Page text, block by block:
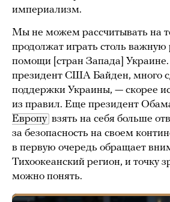
империализм.
Мы не можем рассчитывать на
продолжат играть столь важную
помощи [стран Запада]
президент США Байден, много
поддержки Украины, — скорее
из правил. Еще президент
Европу взять на себя больше
за безопасность на своем
в первую очередь обращает
Тихоокеанский регион, и точку
можно понять.